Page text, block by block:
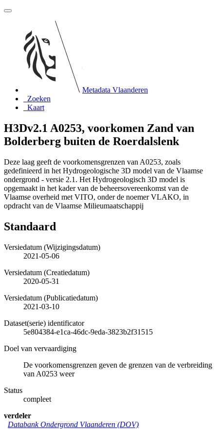
Metadata Vlaanderen
Zoeken
Kaart
H3Dv2.1 A0253, voorkomen Zand van
Bolderberg buiten de Roerdalslenk
Deze laag geeft de voorkomensgrenzen van A0253, zoals
gedefinieerd in het Hydrogeologische 3D model van de Vlaamse
ondergrond - versie 2.1. Het Hydrogeologisch 3D model is
opgemaakt in het kader van de beheersovereenkomst van de
Vlaamse overheid met VITO, onder de noemer VLAKO, in
opdracht van de Vlaamse Milieumaatschappij
Standaard
Versiedatum (Wijzigingsdatum)
2021-05-06
Versiedatum (Creatiedatum)
2020-05-31
Versiedatum (Publicatiedatum)
2021-03-10
Dataset(serie) identificator
5e804384-e1ca-46dc-9eda-3823b2f31515
Doel van vervaardiging
De voorkomensgrenzen geven de grenzen van de verbreiding
van A0253 weer
Status
compleet
verdeler
Databank Ondergrond Vlaanderen (DOV)